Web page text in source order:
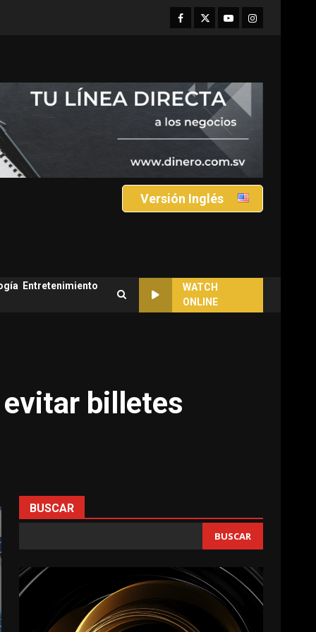
Facebook
TwitterYoutubeInstagram
Versión Inglés
Entretenimiento
WATCH
ONLINE
billetes
BUSCAR
BUSCAR